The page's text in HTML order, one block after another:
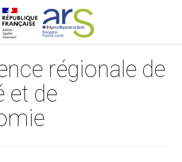
régionale de
et de